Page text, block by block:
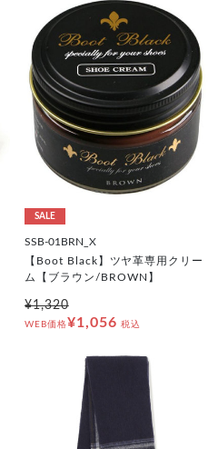
SALE
SSB-01BRN_X
【Boot Black】ツヤ革専用クリー
ム【ブラウン/BROWN】
¥1,320
WEB価格¥1,056 税込